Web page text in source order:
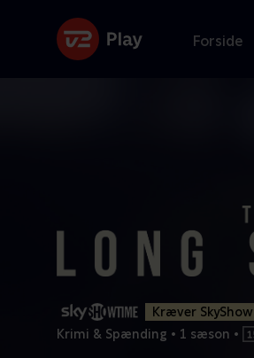
Forside
Kræver
Krimi & Spænding • 1 sæson •